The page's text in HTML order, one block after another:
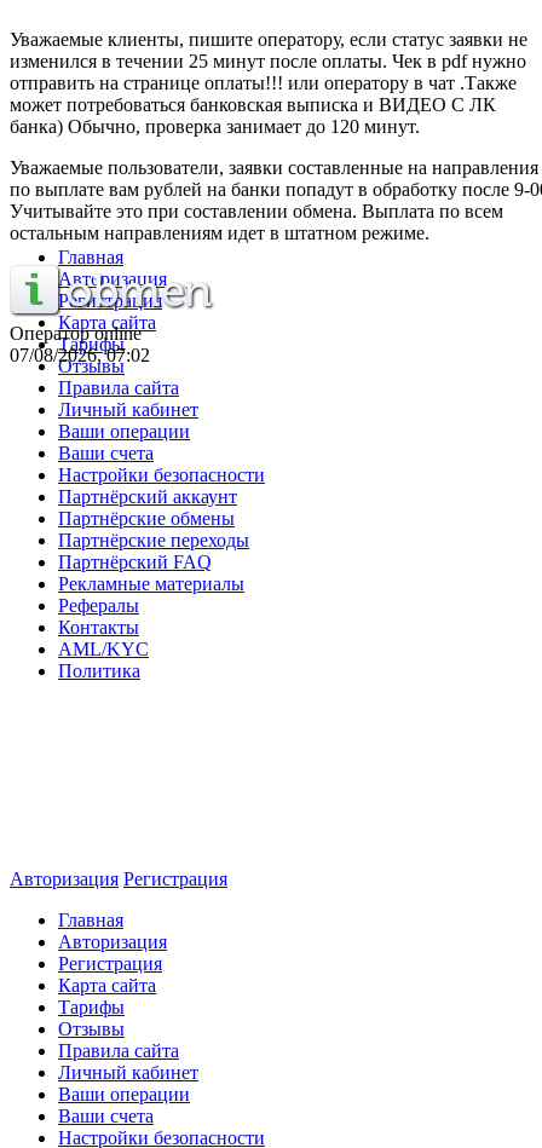
Уважаемые клиенты, пишите оператору, если статус заявки не
изменился в течении 25 минут после оплаты. Чек в pdf нужно
отправить на странице оплаты!!! или оператору в чат .Также
может потребоваться банковская выписка и ВИДЕО С ЛК
банка) Обычно, проверка занимает до 120 минут.
Уважаемые пользователи, заявки составленные на направления
по выплате вам рублей на банки попадут в обработку после 9-
Учитывайте это при составлении обмена. Выплата по всем
остальным направлениям идет в штатном режиме.
Оператор online
07/08/2026, 07:02
Главная
Авторизация
Регистрация
Карта сайта
Тарифы
Отзывы
Правила сайта
Личный кабинет
Ваши операции
Ваши счета
Настройки безопасности
Партнёрский аккаунт
Партнёрские обмены
Партнёрские переходы
Партнёрский FAQ
Рекламные материалы
Рефералы
Контакты
AML/KYC
Политика
Авторизация Регистрация
Главная
Авторизация
Регистрация
Карта сайта
Тарифы
Отзывы
Правила сайта
Личный кабинет
Ваши операции
Ваши счета
Настройки безопасности